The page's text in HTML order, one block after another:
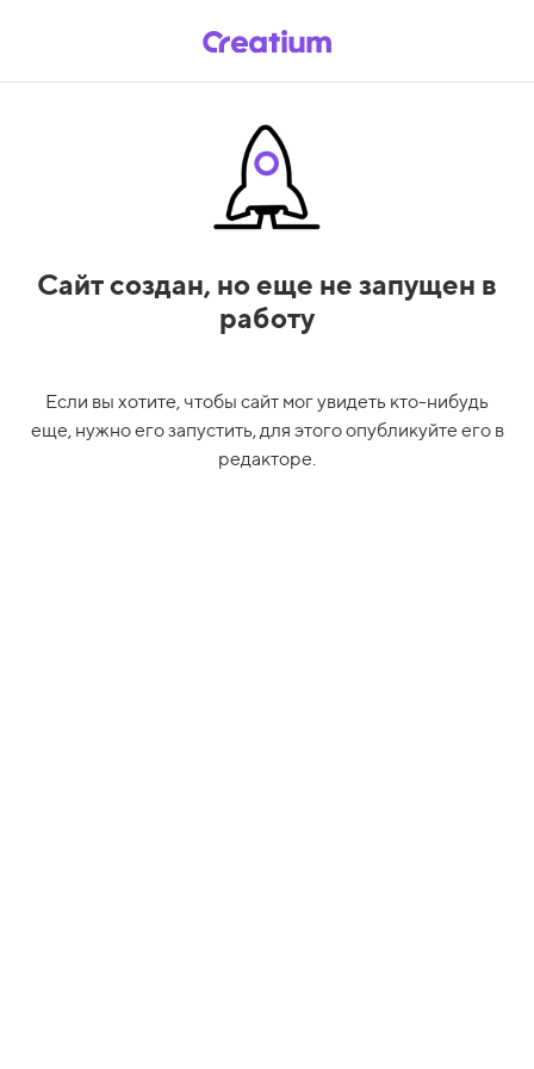
Сайт создан, но еще не запущен в
работу
Если вы хотите, чтобы сайт мог увидеть кто-нибудь
еще, нужно его запустить, для этого опубликуйте его в
редакторе.